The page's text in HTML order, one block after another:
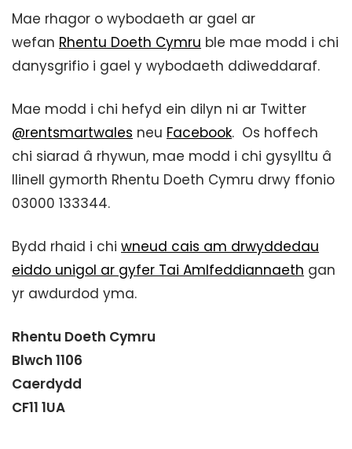
Mae rhagor o wybodaeth ar gael ar
wefan Rhentu Doeth Cymru ble mae modd i chi
danysgrifio i gael y wybodaeth ddiweddaraf.
Mae modd i chi hefyd ein dilyn ni ar Twitter
@rentsmartwales neu Facebook. Os hoffech
chi siarad â rhywun, mae modd i chi gysylltu â
llinell gymorth Rhentu Doeth Cymru drwy ffonio
03000 133344.
Bydd rhaid i chi wneud cais am drwyddedau
eiddo unigol ar gyfer Tai Amlfeddiannaeth gan
yr awdurdod yma.
Rhentu Doeth Cymru
Blwch 1106
Caerdydd
CF11 1UA